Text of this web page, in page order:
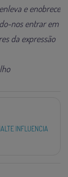
e enobrece
nos entrar em
da expressão
INFLUENCIA